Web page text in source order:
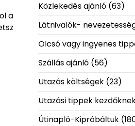
a
Közlekedés ajánló(63)
Látnivalók-
Olcsó vagy ingyenes
Szállás ajánló(56)
Utazás költségek(23)
Utazási tippek
Útinapló-Kipróbáltuk